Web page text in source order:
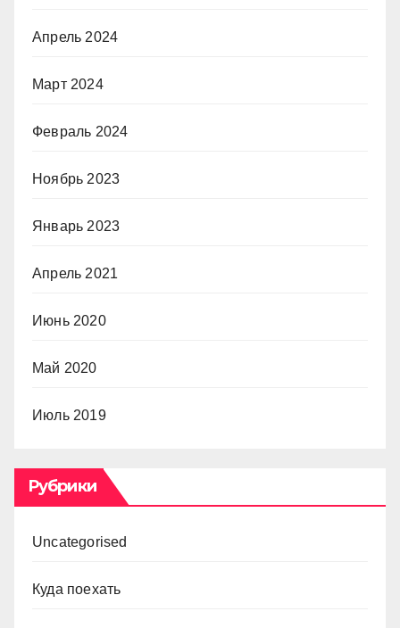
Апрель 2024
Март 2024
Февраль 2024
Ноябрь 2023
Январь 2023
Апрель 2021
Июнь 2020
Май 2020
Июль 2019
Рубрики
Uncategorised
Куда поехать